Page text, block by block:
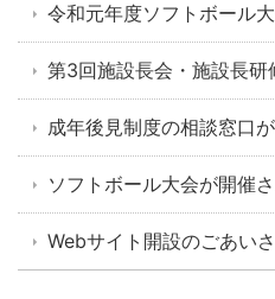
令和元年度ソフトボール
第3回施設長会・施設長研
成年後見制度の相談窓口
ソフトボール大会が開催
Webサイト開設のごあい